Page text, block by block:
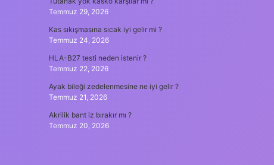
Temmuz 29, 2026
Kas sıkışmasına sıcak iyi gelir mi ?
Temmuz 24, 2026
HLA-B27 testi neden istenir ?
Temmuz 22, 2026
Ayak bileği zedelenmesine ne iyi gelir ?
Temmuz 21, 2026
Akrilik bant iz bırakır mı ?
Temmuz 20, 2026